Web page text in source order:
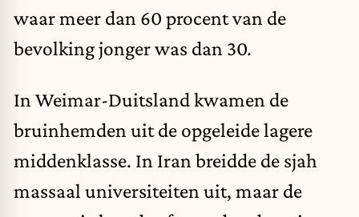
waar meer dan 60 procent van de
bevolking jonger was dan 30.
In Weimar-Duitsland kwamen de
bruinhemden uit de opgeleide lagere
middenklasse. In Iran breidde de sjah
massaal universiteiten uit, maar de